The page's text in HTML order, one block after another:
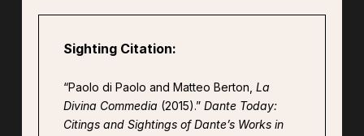
Sighting Citation:
“Paolo di Paolo and Matteo Berton, La
Divina Commedia (2015).” Dante Today:
Citings and Sightings of Dante’s Works in